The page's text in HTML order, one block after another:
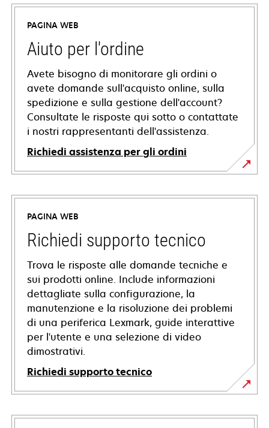
PAGINA WEB
Aiuto per l'ordine
Avete bisogno di monitorare gli ordini o
avete domande sull'acquisto online, sulla
spedizione e sulla gestione dell'account?
Consultate le risposte qui sotto o contattate
i nostri rappresentanti dell'assistenza.
Richiedi assistenza per gli ordini
PAGINA WEB
Richiedi supporto tecnico
Trova le risposte alle domande tecniche e
sui prodotti online. Include informazioni
dettagliate sulla configurazione, la
manutenzione e la risoluzione dei problemi
di una periferica Lexmark, guide interattive
per l'utente e una selezione di video
dimostrativi.
Richiedi supporto tecnico
si
apre